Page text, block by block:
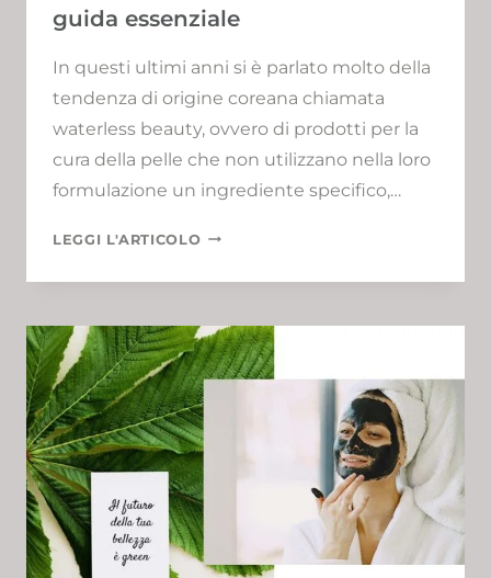
guida essenziale
In questi ultimi anni si è parlato molto della
tendenza di origine coreana chiamata
waterless beauty, ovvero di prodotti per la
cura della pelle che non utilizzano nella loro
formulazione un ingrediente specifico,…
LEGGI L'ARTICOLOSKINCARE
ECCO
LA
TUA
GUIDA
ESSENZIALE